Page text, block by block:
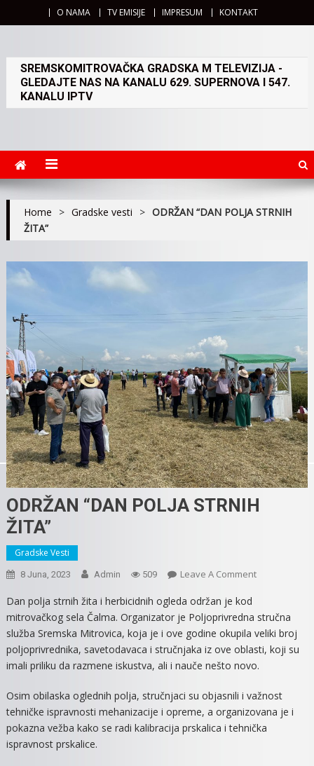
O NAMA TV EMISIJE IMPRESUM KONTAKT
SREMSKOMITROVAČKA GRADSKA M TELEVIZIJA -
GLEDAJTE NAS NA KANALU 629. SUPERNOVA I 547.
KANALU IPTV
Home > Gradske vesti > ODRŽAN “DAN POLJA STRNIH
ŽITA”
ODRŽAN “DAN POLJA STRNIH
ŽITA”
Gradske Vesti
8 Juna, 2023 Admin 509 Leave A CommentOn
POLJA
STRNIH
ŽITA”
Dan polja strnih žita i herbicidnih ogleda održan je kod
mitrovačkog sela Čalma. Organizator je Poljoprivredna stručna
služba Sremska Mitrovica, koja je i ove godine okupila veliki broj
poljoprivrednika, savetodavaca i stručnjaka iz ove oblasti, koji su
imali priliku da razmene iskustva, ali i nauče nešto novo.
Osim obilaska oglednih polja, stručnjaci su objasnili i važnost
tehničke ispravnosti mehanizacije i opreme, a organizovana je i
pokazna vežba kako se radi kalibracija prskalica i tehnička
ispravnost prskalice.